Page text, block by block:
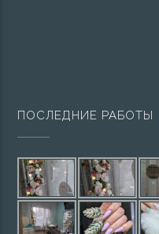
ПОСЛЕДНИЕ РАБОТЫ